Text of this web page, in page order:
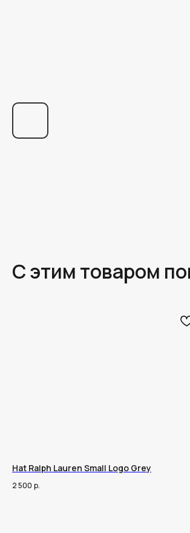
С этим товаром
Hat Ralph Lauren Small Logo Grey
2 500 р.